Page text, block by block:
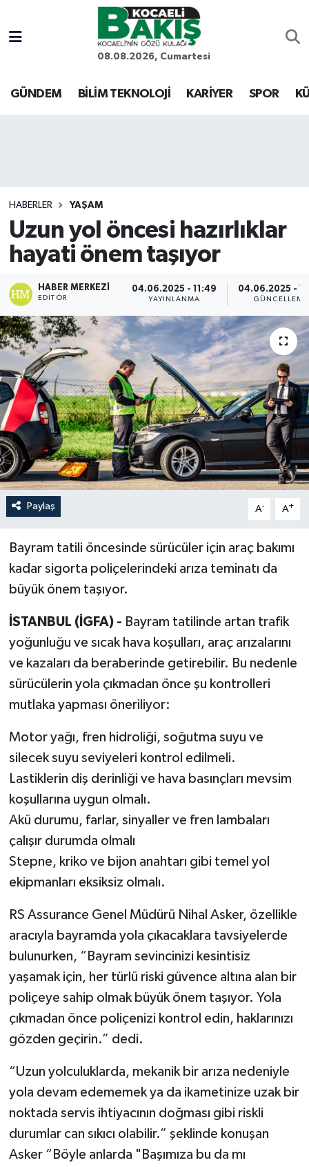
08.08.2026, Cumartesi
GÜNDEM BİLİM TEKNOLOJİ KARİYER SPOR
HABERLER YAŞAM
Uzun yol öncesi hazırlıklar
hayati önem taşıyor
HABER MERKEZI
EDITÖR
04.06.2025 - 11:49
YAYINLANMA
04.06.2025 -
GÜNCELLEME
Paylaş A- A+
Bayram tatili öncesinde sürücüler için araç bakımı
kadar sigorta poliçelerindeki arıza teminatı da
büyük önem taşıyor.
İSTANBUL (İGFA) - Bayram tatilinde artan trafik
yoğunluğu ve sıcak hava koşulları, araç arızalarını
ve kazaları da beraberinde getirebilir. Bu nedenle
sürücülerin yola çıkmadan önce şu kontrolleri
mutlaka yapması öneriliyor:
Motor yağı, fren hidroliği, soğutma suyu ve
silecek suyu seviyeleri kontrol edilmeli.
Lastiklerin diş derinliği ve hava basınçları mevsim
koşullarına uygun olmalı.
Akü durumu, farlar, sinyaller ve fren lambaları
çalışır durumda olmalı
Stepne, kriko ve bijon anahtarı gibi temel yol
ekipmanları eksiksiz olmalı.
RS Assurance Genel Müdürü Nihal Asker, özellikle
aracıyla bayramda yola çıkacaklara tavsiyelerde
bulunurken, “Bayram sevincinizi kesintisiz
yaşamak için, her türlü riski güvence altına alan bir
poliçeye sahip olmak büyük önem taşıyor. Yola
çıkmadan önce poliçenizi kontrol edin, haklarınızı
gözden geçirin.” dedi.
“Uzun yolculuklarda, mekanik bir arıza nedeniyle
yola devam edememek ya da ikametinize uzak bir
noktada servis ihtiyacının doğması gibi riskli
durumlar can sıkıcı olabilir.” şeklinde konuşan
Asker “Böyle anlarda "Başımıza bu da mı
Kocaeli Nöbetçi Eczaneler
Kocaeli Hava Durumu
Son Dakika Haberleri
Haber Arşivi